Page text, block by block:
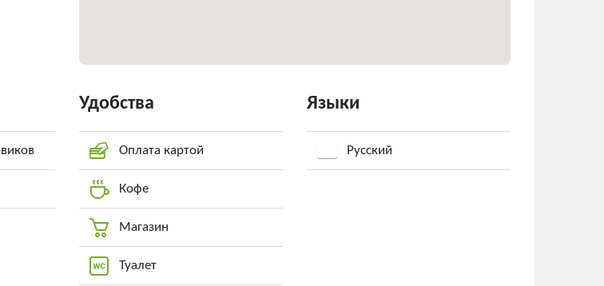
Удобства
Оплата картой
Кофе
Магазин
Туалет
Языки
Русский